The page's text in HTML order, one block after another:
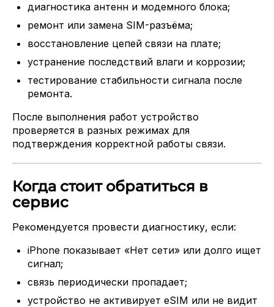
диагностика антенн и модемного блока;
ремонт или замена SIM-разъёма;
восстановление цепей связи на плате;
устранение последствий влаги и коррозии;
тестирование стабильности сигнала после
ремонта.
После выполнения работ устройство
проверяется в разных режимах для
подтверждения корректной работы связи.
Когда стоит обратиться в
сервис
Рекомендуется провести диагностику, если:
iPhone показывает «Нет сети» или долго ищет
сигнал;
связь периодически пропадает;
устройство не активирует eSIM или не видит